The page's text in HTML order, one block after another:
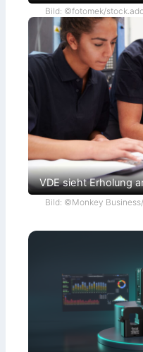
Bild: ©fotomek/
VDE sieht Erholung
Bild: ©Monkey